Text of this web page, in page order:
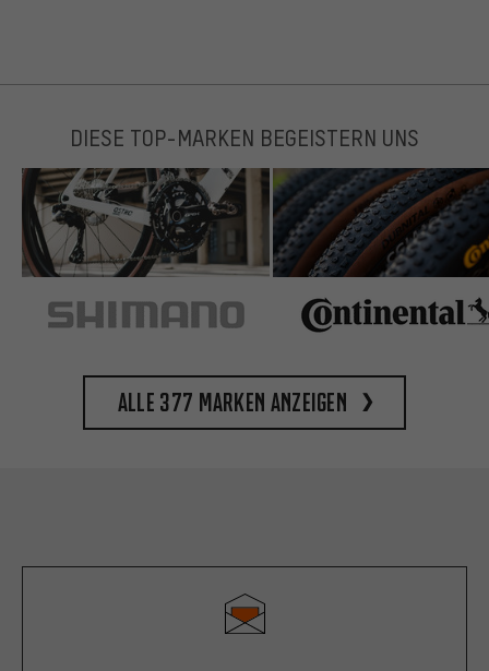
DIESE TOP-MARKEN BEGEISTERN UNS
Alle 377 Marken anzeigen